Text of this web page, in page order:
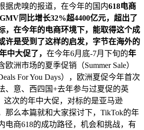
据虎嗅的报道，在今年的国内618电商
同比增长32%超4400亿元，超出了
，在今年的电商环境下，能取得这个成
许是受到了这样的启发，字节在海外的
中大促了， 在今年6月底-7月下旬的年
欧洲市场的夏季促销（Summer Sale）
For You Days），欧洲夏促今年首次
、意、西四国+去年参与过夏促的英
这次的年中大促，对标的是亚马逊
那么本篇就和大家探讨下，TikTok的年
电商618的成功路径，机会和挑战，有